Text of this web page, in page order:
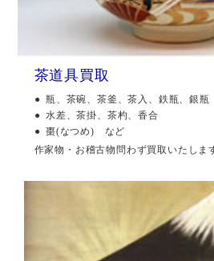
茶道具買取
瓶、茶碗、茶釜、茶入、鉄瓶、銀瓶
水差、茶掛、茶杓、香合
棗(なつめ) など
作家物・お稽古物問わず買取いたしま